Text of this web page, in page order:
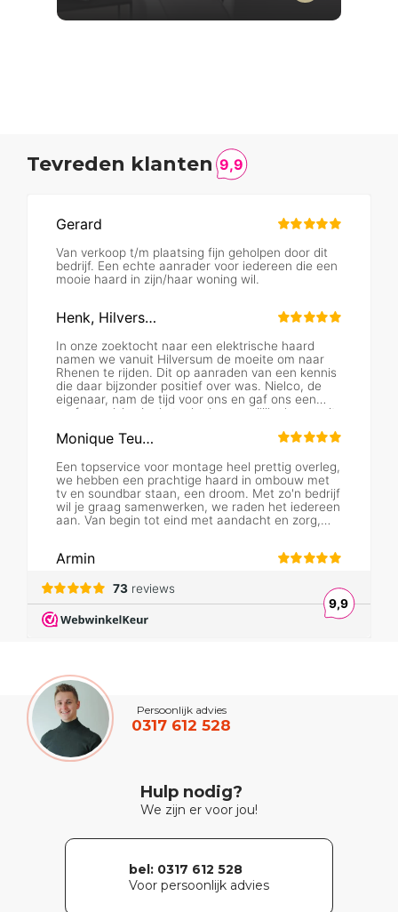
Tevreden klanten
Persoonlijk advies
0317 612 528
Hulp nodig?
We zijn er voor jou!
bel: 0317 612 528
Voor persoonlijk advies